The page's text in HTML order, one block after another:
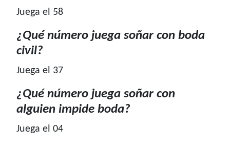
Juega el 58
¿Qué número juega soñar con boda
civil?
Juega el 37
¿Qué número juega soñar con
alguien impide boda?
Juega el 04